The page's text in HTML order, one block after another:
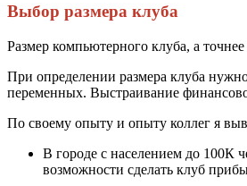
Выбор размера клуба
Размер компьютерного клуба, а
При определении размера клуба
переменных. Выстраивание
По своему опыту и опыту коллег я
В городе с населением до 100К
возможности сделать клуб